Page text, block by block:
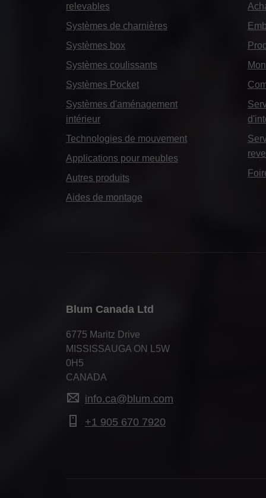
relevables
Systèmes de charnières
Systèmes box
Systèmes coulissants
Systèmes Pocket
Systèmes d'aménagement
intérieur
Technologies de mouvement
Applications pour meubles
Autres produits
Aides de montage
Blum Canada Ltd
6775 Maritz Drive
MISSISSAUGA ON L5W
0H5
CANADA
info.ca@blum.com
+1 905 670 7920